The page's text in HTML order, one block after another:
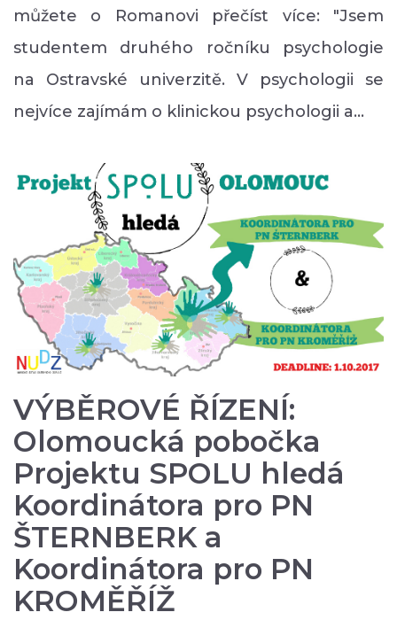
můžete o Romanovi přečíst více: "Jsem
studentem druhého ročníku psychologie
na Ostravské univerzitě. V psychologii se
nejvíce zajímám o klinickou psychologii a…
VÝBĚROVÉ ŘÍZENÍ:
Olomoucká pobočka
Projektu SPOLU hledá
Koordinátora pro PN
ŠTERNBERK a
Koordinátora pro PN
KROMĚŘÍŽ